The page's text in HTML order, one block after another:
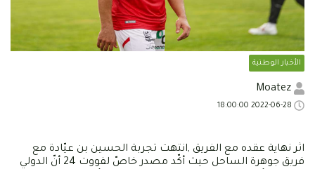
الأخبار الوطنية
اثر نهاية عقده مع الفريق ,انتهت تجربة الحسين بن عيّادة مع
فريق جوهرة الساحل حيث أكّد مصدر خاصّ لفووت 24 أنّ الدولي